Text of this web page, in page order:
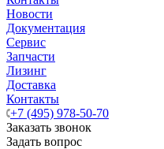
Новости
Документация
Сервис
Запчасти
Лизинг
Доставка
Контакты
+7 (495) 978-50-70
Заказать звонок
Задать вопрос